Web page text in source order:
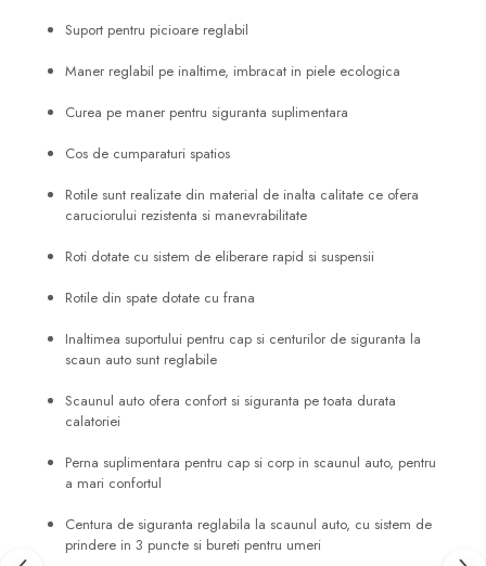
Suport pentru picioare reglabil
Maner reglabil pe inaltime, imbracat in piele ecologica
Curea pe maner pentru siguranta suplimentara
Cos de cumparaturi spatios
Rotile sunt realizate din material de inalta calitate ce ofera
caruciorului rezistenta si manevrabilitate
Roti dotate cu sistem de eliberare rapid si suspensii
Rotile din spate dotate cu frana
Inaltimea suportului pentru cap si centurilor de siguranta la
scaun auto sunt reglabile
Scaunul auto ofera confort si siguranta pe toata durata
calatoriei
Perna suplimentara pentru cap si corp in scaunul auto, pentru
a mari confortul
Centura de siguranta reglabila la scaunul auto, cu sistem de
prindere in 3 puncte si bureti pentru umeri